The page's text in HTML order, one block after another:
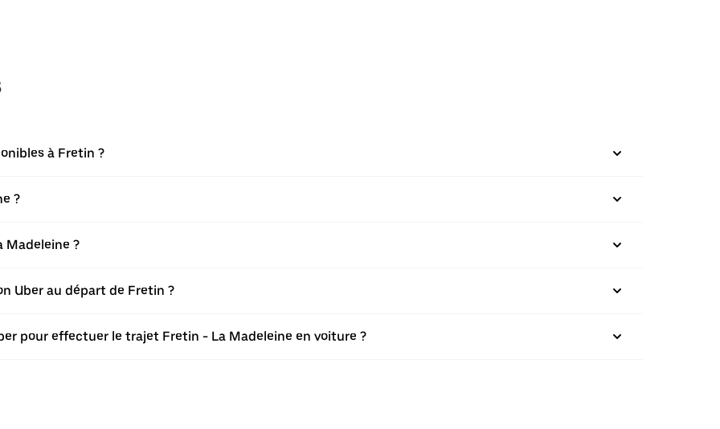
à Fretin ?
?
Madeleine ?
Uber au départ de Fretin ?
pour effectuer le trajet Fretin - La Madeleine en voiture ?